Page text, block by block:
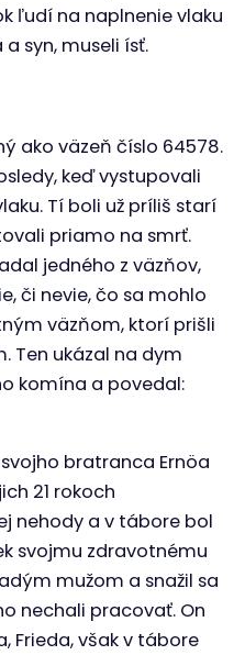
ľudí na naplnenie vlaku
syn, museli ísť.
ako väzeň číslo 64578.
keď vystupovali
Tí boli už príliš starí
priamo na smrť.
jedného z väzňov,
či nevie, čo sa mohlo
väzňom, ktorí prišli
Ten ukázal na dym
komína a povedal:
bratranca Ernöa
21 rokoch
nehody a v tábore bol
svojmu zdravotnému
mužom a snažil sa
nechali pracovať. On
Frieda, však v tábore